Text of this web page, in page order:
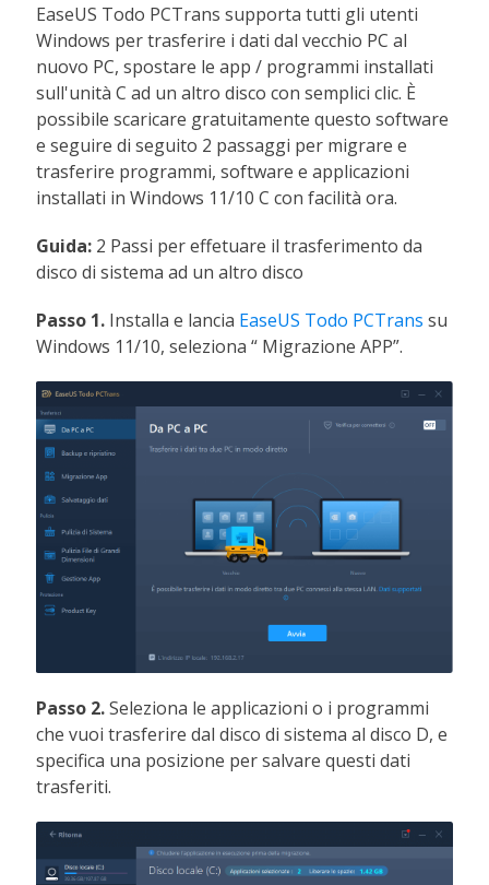
EaseUS Todo PCTrans supporta tutti gli utenti
Windows per trasferire i dati dal vecchio PC al
nuovo PC, spostare le app / programmi installati
sull'unità C ad un altro disco con semplici clic. È
possibile scaricare gratuitamente questo software
e seguire di seguito 2 passaggi per migrare e
trasferire programmi, software e applicazioni
installati in Windows 11/10 C con facilità ora.
Guida: 2 Passi per effetuare il trasferimento da
disco di sistema ad un altro disco
Passo 1. Installa e lancia EaseUS Todo PCTrans su
Windows 11/10, seleziona “ Migrazione APP”.
Passo 2.Seleziona le applicazioni o i programmi
che vuoi trasferire dal disco di sistema al disco D, e
specifica una posizione per salvare questi dati
trasferiti.